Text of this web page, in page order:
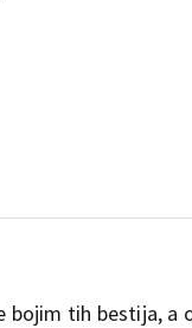
tih bestija, a